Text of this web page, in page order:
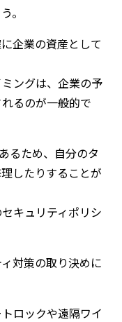
。
企業の資産として
ングは、企業の予
るのが一般的で
るため、自分のタ
したりすることが
キュリティポリシ
対策の取り決めに
ロックや遠隔ワイ